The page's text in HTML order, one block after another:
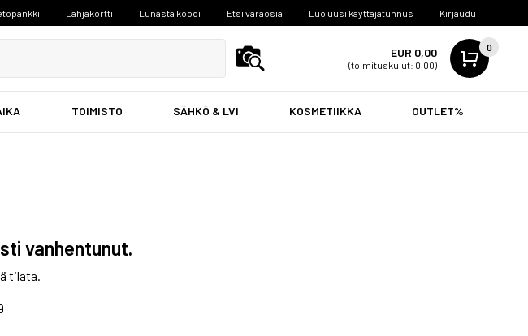
Lahjakortti Lunasta koodi Etsi varaosia Luo uusi käyttäjätunnus Kirjaudu
EUR 0,00
(toimituskulut: 0,00)
0
TOIMISTO SÄHKÖ & LVI KOSMETIIKKA OUTLET%
vanhentunut.
tilata.